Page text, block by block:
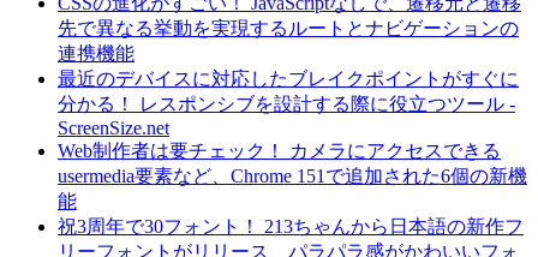
先で異なる挙動を実現するルートとナビゲーションの
連携機能
最近のデバイスに対応したブレイクポイントがすぐに
分かる！ レスポンシブを設計する際に役立つツール -
ScreenSize.net
Web制作者は要チェック！ カメラにアクセスできる
usermedia要素など、Chrome 151で追加された6個の新機
能
祝3周年で30フォント！ 213ちゃんから日本語の新作フ
リーフォントがリリース、パラパラ感がかわいいフォ